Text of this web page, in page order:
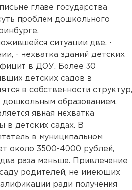
главе государства
проблем дошкольного
ситуации две, -
- нехватка зданий детских
в ДОУ. Более 30
детских садов в
в собственности структур,
дошкольным образованием.
явная нехватка
в детских садах. В
в муниципальном
около 3500-4000 рублей,
раза меньше. Привлечение
родителей, не имеющих
ради получения